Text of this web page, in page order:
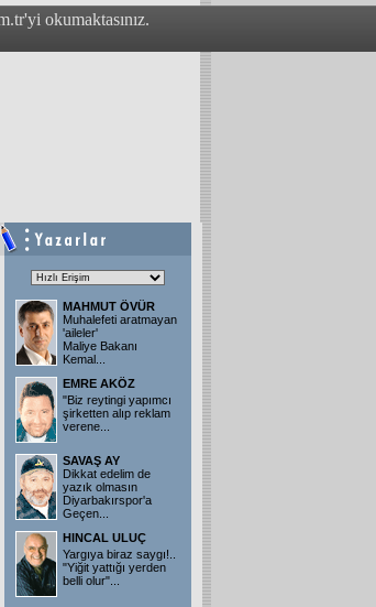
okumaktasınız.
MAHMUT ÖVÜR
Muhalefeti aratmayan
'aileler'
Maliye Bakanı
Kemal...
EMRE AKÖZ
"Biz reytingi yapımcı
şirketten alıp reklam
verene...
SAVAŞ AY
Dikkat edelim de
yazık olmasın
Diyarbakırspor'a
Geçen...
HINCAL ULUÇ
Yargıya biraz saygı!..
"Yiğit yattığı yerden
belli olur"...